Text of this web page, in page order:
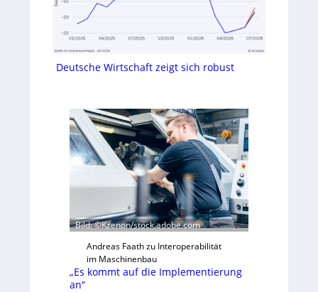
Deutsche Wirtschaft zeigt sich robust
Bild: ©Kzenon/stock.adobe.com
Andreas Faath zu Interoperabilität
im Maschinenbau
„Es kommt auf die Implementierung
an“